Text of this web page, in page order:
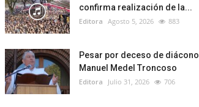
confirma realización de la...
Editora Agosto 5, 2026 883
Pesar por deceso de diácono
Manuel Medel Troncoso
Editora Julio 31, 2026 706